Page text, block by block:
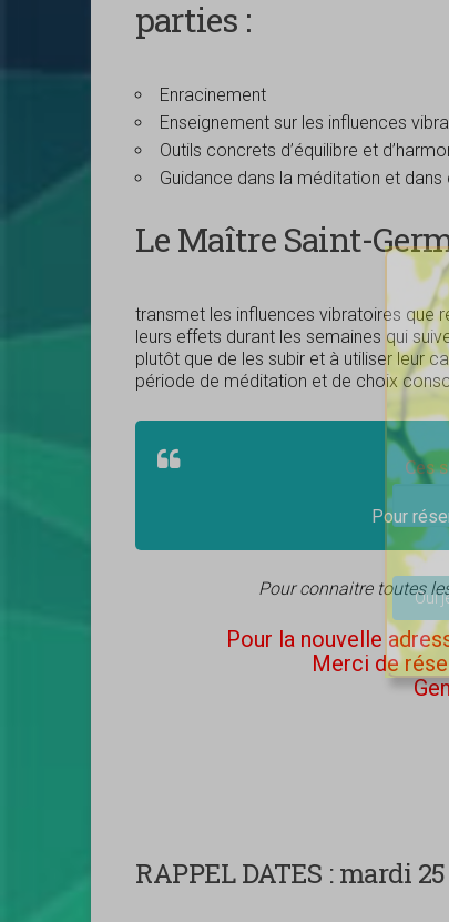
parties :
Enracinement
Enseignement sur les influences
Outils concrets d’équilibre et
Guidance dans la méditation et
Le Maître Saint-
transmet les influences vibratoires que
leurs effets durant les semaines qui
plutôt que de les subir et à utiliser leur
période de méditation et de choix
Ces
Pour
Pour connaitre toutes
Pour la nouvelle
Merci de
RAPPEL DATES :mardi 25